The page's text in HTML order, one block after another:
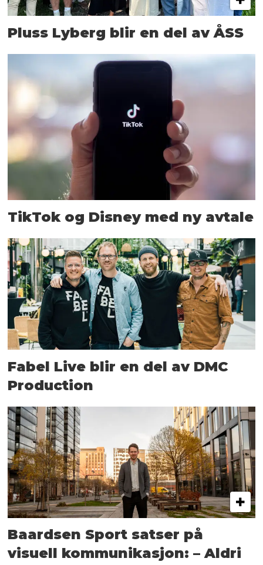
Pluss Lyberg blir en del av ÅSS
TikTok og Disney med ny avtale
Fabel Live blir en del av DMC
Production
Baardsen Sport satser på
visuell kommunikasjon: – Aldri